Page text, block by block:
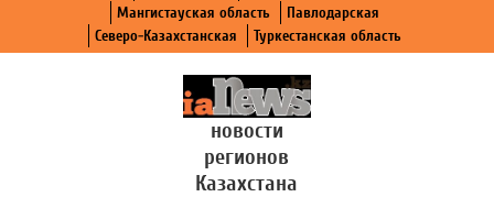
Мангистауская область
Павлодарская
Северо-Казахстанская
Туркестанская область
новости
регионов
Казахстана